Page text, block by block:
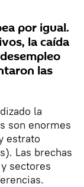
por igual.
la caída
las
la
son enormes
estrato
Las brechas
sectores